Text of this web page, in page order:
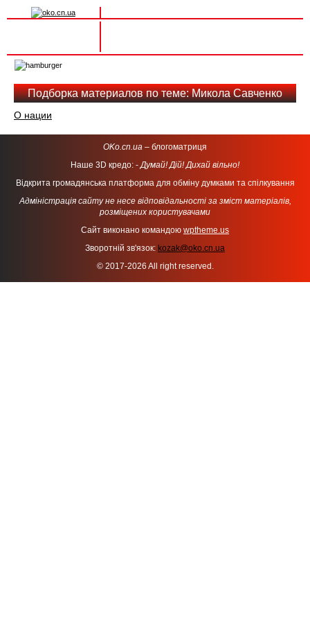
navigation
Подборка материалов по теме: Микола Савченко
О нации
OKo.cn.ua – блогоматриця
Наше 3D кредо: -Думай! Дій! Дихай вільно!
Відкрита громадянська платформа для обміну думками та спілкування
Адміністрація сайту не несе відповідальності за зміст матеріалів,
розміщених користувачами
Сайт виконано командою wptheme.us
Зворотній зв'язок: kozak@oko.cn.ua
© 2017-2026 All right reserved.